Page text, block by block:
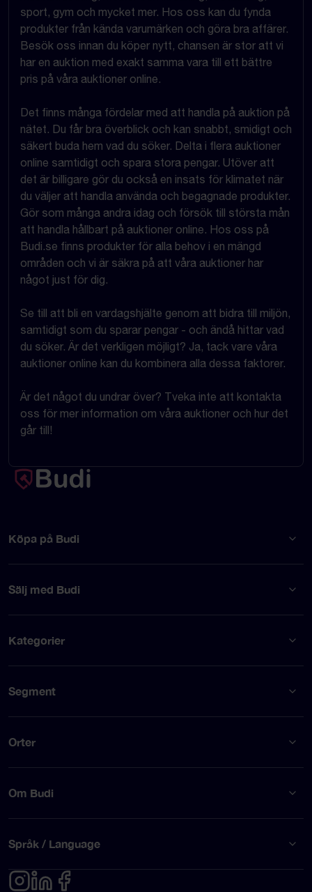
sport, gym och mycket mer. Hos oss kan du fynda
produkter från kända varumärken och göra bra affärer.
Besök oss innan du köper nytt, chansen är stor att vi
har en auktion med exakt samma vara till ett bättre
pris på våra auktioner online.
Det finns många fördelar med att handla på auktion på
nätet. Du får bra överblick och kan snabbt, smidigt och
säkert buda hem vad du söker. Delta i flera auktioner
online samtidigt och spara stora pengar. Utöver att
det är billigare gör du också en insats för klimatet när
du väljer att handla använda och begagnade produkter.
Gör som många andra idag och försök till största mån
att handla hållbart på auktioner online. Hos oss på
Budi.se finns produkter för alla behov i en mängd
områden och vi är säkra på att våra auktioner har
något just för dig.
Se till att bli en vardagshjälte genom att bidra till miljön,
samtidigt som du sparar pengar - och ändå hittar vad
du söker. Är det verkligen möjligt? Ja, tack vare våra
auktioner online kan du kombinera alla dessa faktorer.
Är det något du undrar över? Tveka inte att kontakta
oss för mer information om våra auktioner och hur det
går till!
Köpa på Budi
Sälj med Budi
Kategorier
Segment
Orter
Om Budi
Språk / Language